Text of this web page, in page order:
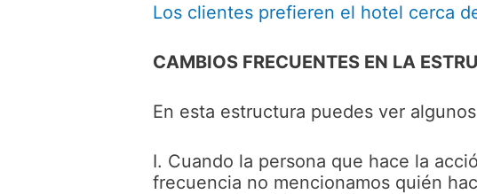
Los clientes prefieren el hotel cerca
CAMBIOS FRECUENTES EN LA
En esta estructura puedes ver
I. Cuando la persona que hace la
frecuencia no mencionamos quién